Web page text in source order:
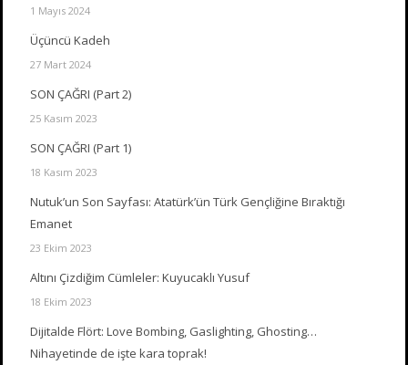
1 Mayıs 2024
Üçüncü Kadeh
27 Mart 2024
SON ÇAĞRI (Part 2)
25 Kasım 2023
SON ÇAĞRI (Part 1)
18 Kasım 2023
Nutuk’un Son Sayfası: Atatürk’ün Türk Gençliğine Bıraktığı
Emanet
23 Ekim 2023
Altını Çizdiğim Cümleler: Kuyucaklı Yusuf
18 Ekim 2023
Dijitalde Flört: Love Bombing, Gaslighting, Ghosting…
Nihayetinde de işte kara toprak!